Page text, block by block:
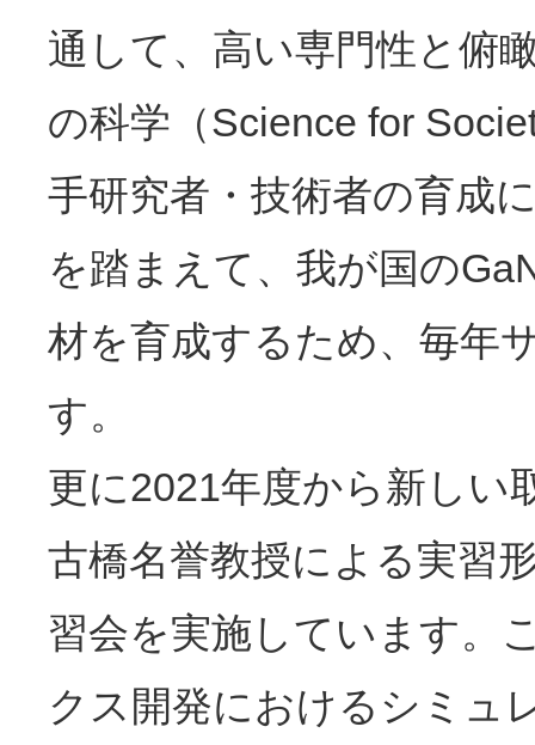
通して、高い専門性と俯
の科学（Science for
手研究者・技術者の育成
を踏まえて、我が国の
材を育成するため、毎年
す。
更に2021年度から新しい
古橋名誉教授による実習
習会を実施しています。
クス開発におけるシミュ